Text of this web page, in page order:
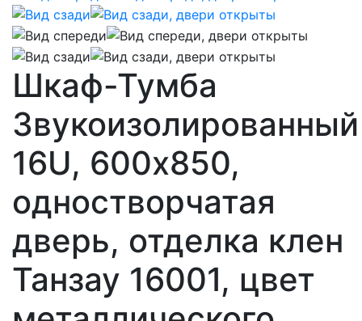
Шкаф-Тумба
Звукоизолированный
16U, 600х850,
одностворчатая
дверь, отделка клен
Танзау 16001, цвет